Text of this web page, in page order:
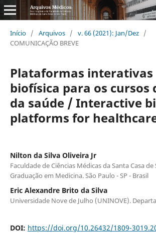
Início / Arquivos / v. 66 (2021): Jan/Dez /
COMUNICAÇÃO BREVE
Plataformas interativas
biofísica para os cursos
da saúde / Interactive
platforms for
Nilton da Silva Oliveira Jr
Faculdade de Ciências Médicas da Santa Casa
Graduação em Medicina. São Paulo - SP - Brasil
Eric Alexandre Brito da Silva
Universidade Nove de Julho (UNINOVE).
DOI: https://doi.org/10.26432/1809-